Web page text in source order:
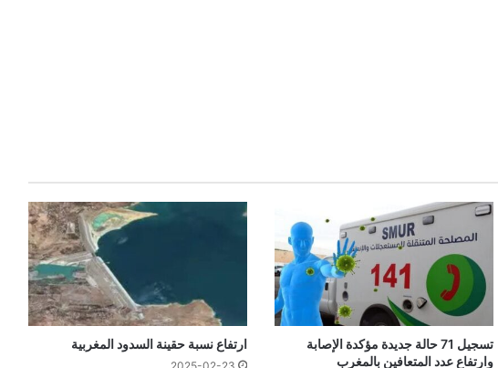
تسجيل 71 حالة جديدة مؤكدة الإصابة
وارتفاع عدد المتعافين بالمغرب
ارتفاع نسبة حقينة السدود المغربية